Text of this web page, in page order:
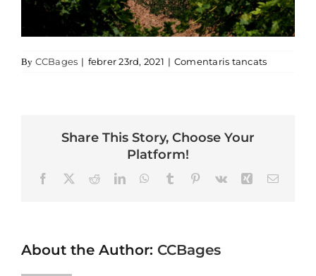
By CCBages | febrer 23rd, 2021 | Comentaris tancatsa oller del
Share This Story, Choose Your
Platform!
FacebookRedditLinkedInWhatsApp
TumblrPinterest
Vk XingEmail
About the Author: CCBages